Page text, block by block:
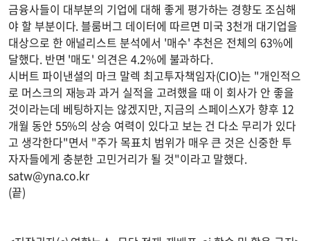
금융사들이 대부분의 기업에 대해 좋게 평가하는 경향도 조심해
야 할 부분이다. 블룸버그 데이터에 따르면 미국 3천개 대기업을
대상으로 한 애널리스트 분석에서 '매수' 추천은 전체의 63%에
달했다. 반면 '매도' 의견은 4.2%에 불과하다.
시버트 파이낸셜의 마크 말렉 최고투자책임자(CIO)는 "개인적으
로 머스크의 재능과 과거 실적을 고려했을 때 이 회사가 안 좋을
것이라는데 베팅하지는 않겠지만, 지금의 스페이스X가 향후 12
개월 동안 55%의 상승 여력이 있다고 보는 건 다소 무리가 있다
고 생각한다"면서 "주가 목표치 범위가 매우 큰 것은 신중한 투
자자들에게 충분한 고민거리가 될 것"이라고 말했다.
satw@yna.co.kr
(끝)